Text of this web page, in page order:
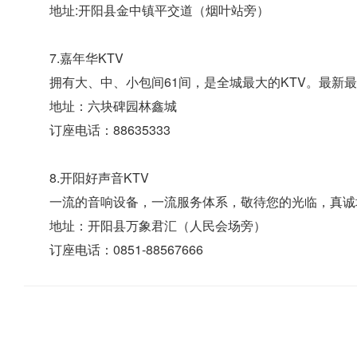
地址:开阳县金中镇平交道（烟叶站旁）
7.嘉年华KTV
拥有大、中、小包间61间，是全城最大的KTV。最新
地址：六块碑园林鑫城
订座电话：88635333
8.开阳好声音KTV
一流的音响设备，一流服务体系，敬待您的光临，真
地址：开阳县万象君汇（人民会场旁）
订座电话： 0851-88567666